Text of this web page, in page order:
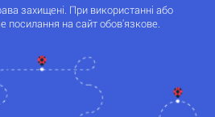
захищені. При використанні або
посилання на сайт обов'язкове.